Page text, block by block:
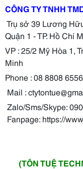
CÔNG TY TNHH
Trụ sở 39 Lương
Quận 1 - TP. Hồ Chí
VP : 25/2 Mỹ Hòa 1,
Minh
Phone : 08 8808
Mail :
Zalo/Sms/Skype:
Fanpage: https://
(TÔN TUỆ